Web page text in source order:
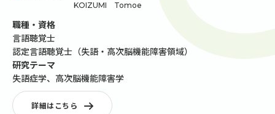
KOIZUMI Tomoe
職種・資格
言語聴覚士
認定言語聴覚士（失語・高次脳機能障害領域）
研究テーマ
失語症学、高次脳機能障害学
詳細はこちら